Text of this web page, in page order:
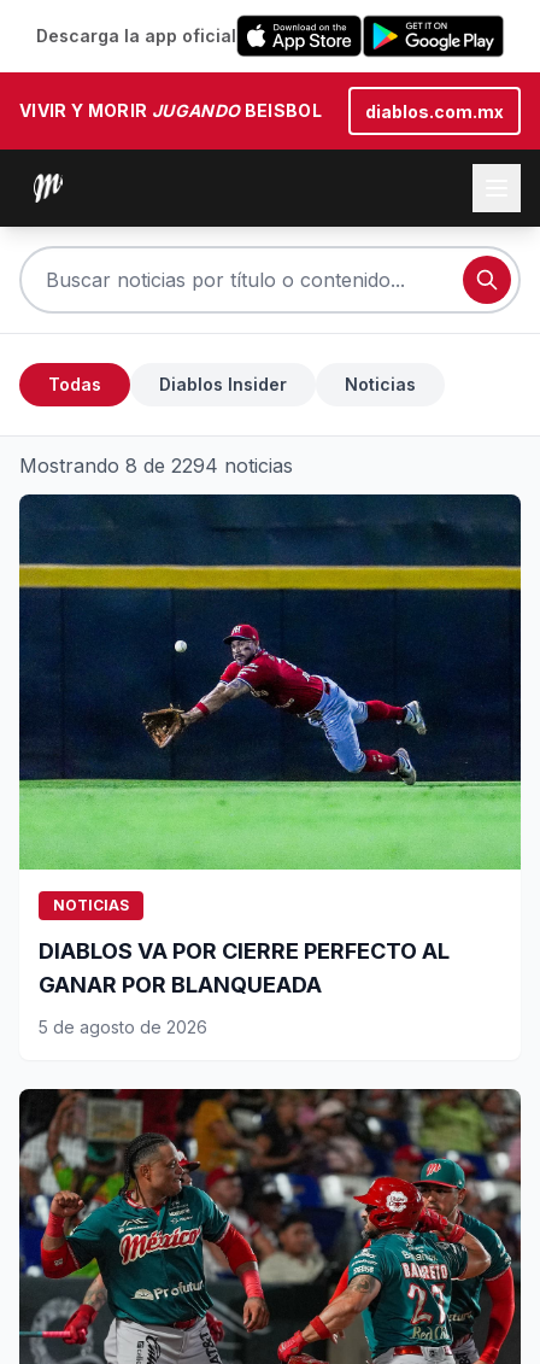
Descarga la app oficial
VIVIR Y MORIR JUGANDOBEISBOL diablos.com.mx
Todas Diablos Insider Noticias
Mostrando 8 de 2294 noticias
NOTICIAS
DIABLOS VA POR CIERRE PERFECTO AL
GANAR POR BLANQUEADA
5 de agosto de 2026